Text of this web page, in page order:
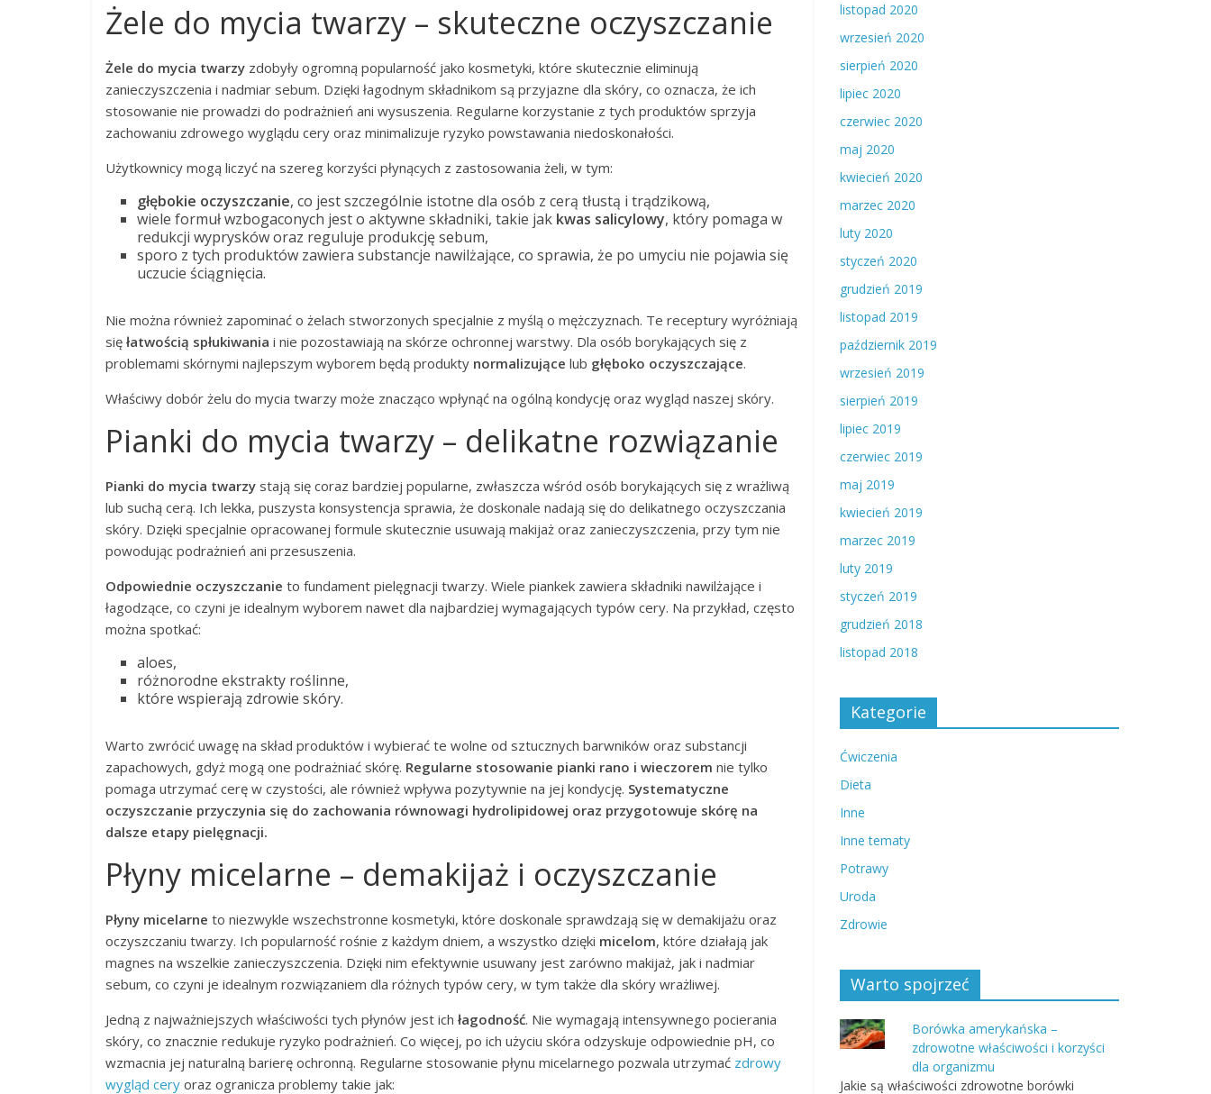
Żele do mycia twarzy – skuteczne oczyszczanie
Żele do mycia twarzy zdobyły ogromną popularność jako kosmetyki, które skutecznie eliminują
zanieczyszczenia i nadmiar sebum. Dzięki łagodnym składnikom są przyjazne dla skóry, co oznacza, że ich
stosowanie nie prowadzi do podrażnień ani wysuszenia. Regularne korzystanie z tych produktów sprzyja
zachowaniu zdrowego wyglądu cery oraz minimalizuje ryzyko powstawania niedoskonałości.
Użytkownicy mogą liczyć na szereg korzyści płynących z zastosowania żeli, w tym:
głębokie oczyszczanie, co jest szczególnie istotne dla osób z cerą tłustą i trądzikową,
wiele formuł wzbogaconych jest o aktywne składniki, takie jak kwas salicylowy, który pomaga w
redukcji wyprysków oraz reguluje produkcję sebum,
sporo z tych produktów zawiera substancje nawilżające, co sprawia, że po umyciu nie pojawia się
uczucie ściągnięcia.
Nie można również zapominać o żelach stworzonych specjalnie z myślą o mężczyznach. Te receptury wyróżniają
się łatwością spłukiwania i nie pozostawiają na skórze ochronnej warstwy. Dla osób borykających się z
problemami skórnymi najlepszym wyborem będą produkty normalizujące lub głęboko oczyszczające.
Właściwy dobór żelu do mycia twarzy może znacząco wpłynąć na ogólną kondycję oraz wygląd naszej skóry.
Pianki do mycia twarzy – delikatne rozwiązanie
Pianki do mycia twarzy stają się coraz bardziej popularne, zwłaszcza wśród osób borykających się z wrażliwą
lub suchą cerą. Ich lekka, puszysta konsystencja sprawia, że doskonale nadają się do delikatnego oczyszczania
skóry. Dzięki specjalnie opracowanej formule skutecznie usuwają makijaż oraz zanieczyszczenia, przy tym nie
powodując podrażnień ani przesuszenia.
Odpowiednie oczyszczanie to fundament pielęgnacji twarzy. Wiele piankek zawiera składniki nawilżające i
łagodzące, co czyni je idealnym wyborem nawet dla najbardziej wymagających typów cery. Na przykład, często
można spotkać:
aloes,
różnorodne ekstrakty roślinne,
które wspierają zdrowie skóry.
Warto zwrócić uwagę na skład produktów i wybierać te wolne od sztucznych barwników oraz substancji
zapachowych, gdyż mogą one podrażniać skórę. Regularne stosowanie pianki rano i wieczorem nie tylko
pomaga utrzymać cerę w czystości, ale również wpływa pozytywnie na jej kondycję. Systematyczne
oczyszczanie przyczynia się do zachowania równowagi hydrolipidowej oraz przygotowuje skórę na
dalsze etapy pielęgnacji.
Płyny micelarne – demakijaż i oczyszczanie
Płyny micelarne to niezwykle wszechstronne kosmetyki, które doskonale sprawdzają się w demakijażu oraz
oczyszczaniu twarzy. Ich popularność rośnie z każdym dniem, a wszystko dzięki micelom, które działają jak
magnes na wszelkie zanieczyszczenia. Dzięki nim efektywnie usuwany jest zarówno makijaż, jak i nadmiar
sebum, co czyni je idealnym rozwiązaniem dla różnych typów cery, w tym także dla skóry wrażliwej.
Jedną z najważniejszych właściwości tych płynów jest ich łagodność. Nie wymagają intensywnego pocierania
skóry, co znacznie redukuje ryzyko podrażnień. Co więcej, po ich użyciu skóra odzyskuje odpowiednie pH, co
wzmacnia jej naturalną barierę ochronną. Regularne stosowanie płynu micelarnego pozwala utrzymać zdrowy
wygląd cery oraz ogranicza problemy takie jak:
listopad 2020
wrzesień 2020
sierpień 2020
lipiec 2020
czerwiec 2020
maj 2020
kwiecień 2020
marzec 2020
luty 2020
styczeń 2020
grudzień 2019
listopad 2019
październik 2019
wrzesień 2019
sierpień 2019
lipiec 2019
czerwiec 2019
maj 2019
kwiecień 2019
marzec 2019
luty 2019
styczeń 2019
grudzień 2018
listopad 2018
Kategorie
Ćwiczenia
Dieta
Inne
Inne tematy
Potrawy
Uroda
Zdrowie
Warto spojrzeć
Borówka amerykańska –
zdrowotne właściwości i korzyści
dla organizmu
Jakie są właściwości zdrowotne borówki